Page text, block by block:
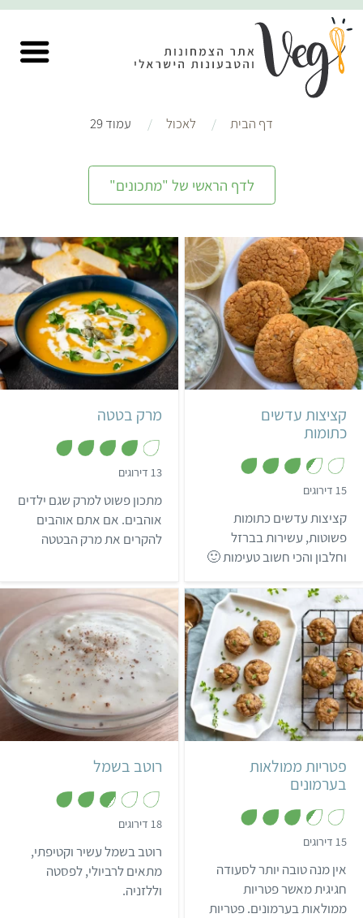
נ
י
ם
ט
ב
ו
צ
מ
ח
ו
דף הבית לאכול עמוד 29
לדף הראשי של "מתכונים"
קל 50 דקות
18 קציצות
קציצות עדשים
כתומות
15 דירוגים
4
מ
ת
ו
קציצות עדשים כתומות
פשוטות, עשירות בברזל
וחלבון והכי חשוב טעימות 🙂
קל 40 דקות
מרק בטטה
13 דירוגים
9
מ
ת
ו
מתכון פשוט למרק שגם ילדים
אוהבים. אם אתם אוהבים
להקרים את מרק הבטטה
קל 40 דקות
18 פטריות
פטריות ממולאות
בערמונים
15 דירוגים
.
4
מ
ת
ו
אין מנה טובה יותר לסעודה
חגיגית מאשר פטריות
ממולאות בערמונים. פטריות
קל 5 דקות
200 גרם צרפתי
רוטב בשמל
18 דירוגים
.
8
מ
ת
רוטב בשמל עשיר וקטיפתי,
מתאים לרביולי, לפסטה
וללזניה.